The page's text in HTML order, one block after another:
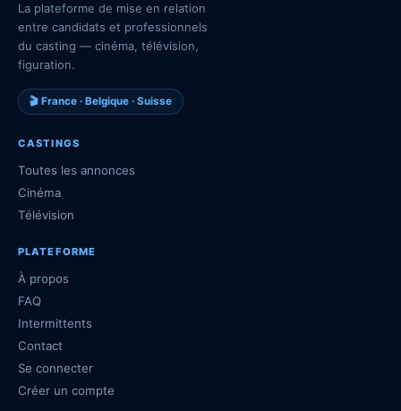
La plateforme de mise en relation
entre candidats et professionnels
du casting — cinéma, télévision,
figuration.
🎬 France · Belgique · Suisse
CASTINGS
Toutes les annonces
Cinéma
Télévision
PLATEFORME
À propos
FAQ
Intermittents
Contact
Se connecter
Créer un compte